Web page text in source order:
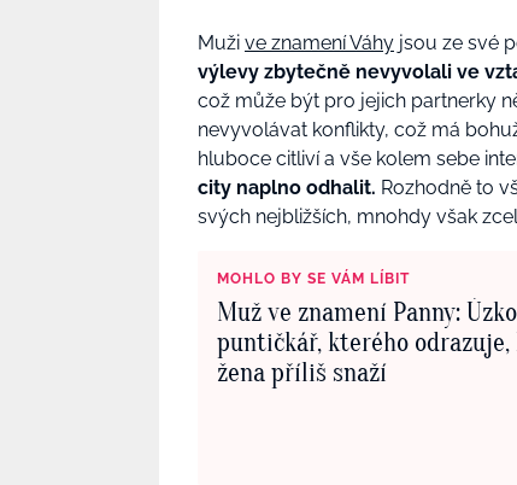
Muži ve znamení Váhy jsou ze své
výlevy zbytečně nevyvolali ve
což může být pro jejich partnerky
nevyvolávat konflikty, což má
hluboce citliví a vše kolem sebe
city naplno odhalit. Rozhodně to
svých nejbližších, mnohdy však
MOHLO BY SE VÁM LÍBIT
Muž ve znamení Panny:
puntičkář, kterého odrazuje,
žena příliš snaží